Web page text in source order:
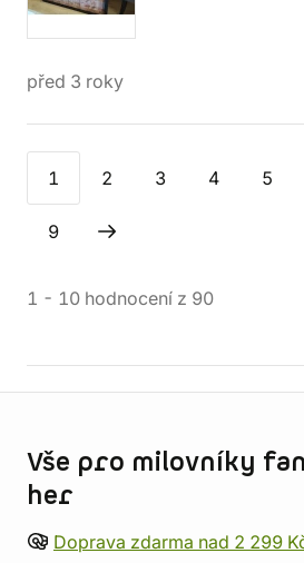
před 3 roky
1 2 3 4 5
9
1 - 10 hodnocení z 90
Vše pro milovníky
her
Doprava zdarma nad 2 299